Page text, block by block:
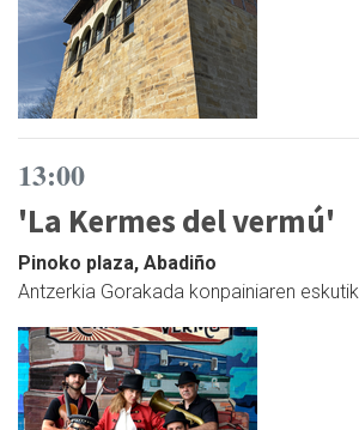
13:00
'La Kermes del vermú'
Pinoko plaza, Abadiño
Antzerkia Gorakada konpainiaren eskutik.